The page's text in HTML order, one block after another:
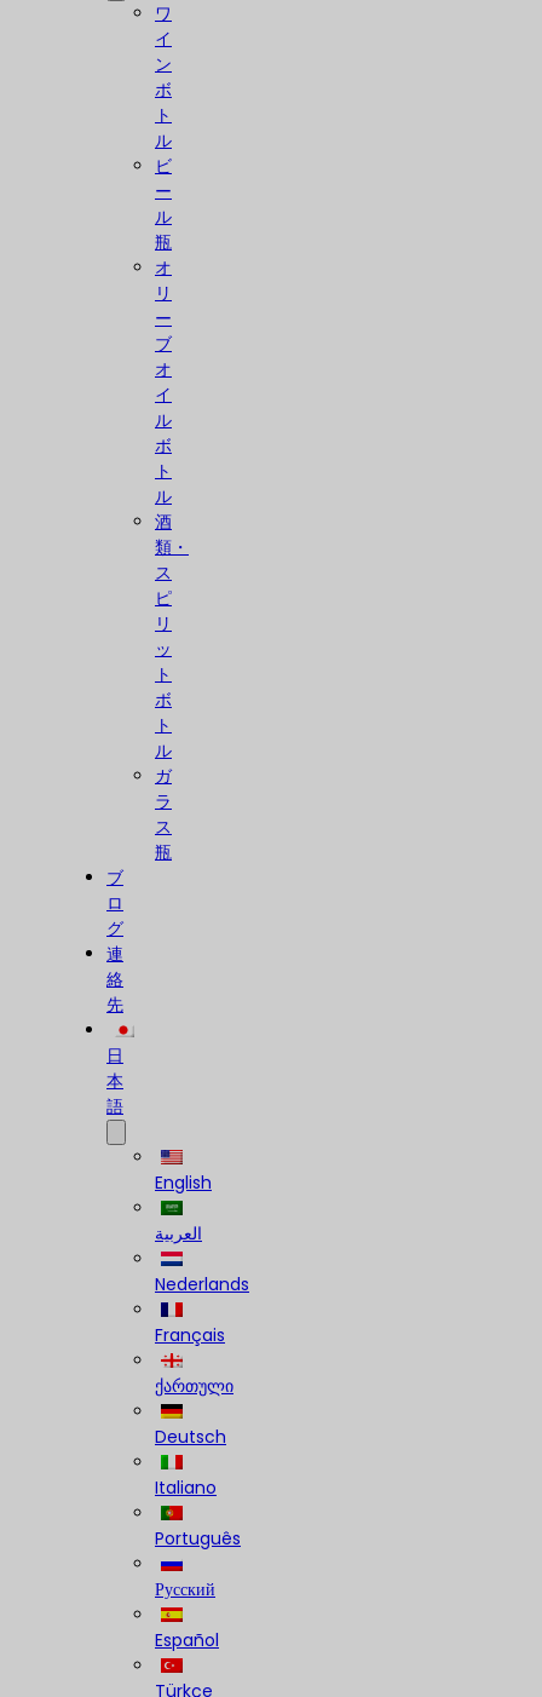
ワ
イ
ン
ボ
ト
ル
ビ
ー
ル
瓶
オ
リ
ー
ブ
オ
イ
ル
ボ
ト
ル
酒
類・
ス
ピ
リ
ッ
ト
ボ
ト
ル
ガ
ラ
ス
瓶
ブ
ロ
グ
連
絡
先
日
本
語
English
العربية
Nederlands
Français
ქართული
Deutsch
Italiano
Português
Русский
Español
Türkçe